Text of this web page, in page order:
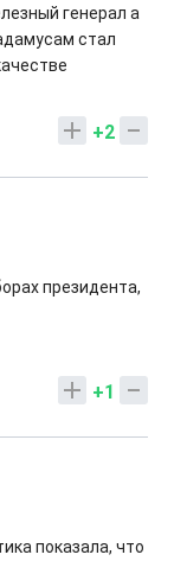
генерал а
стал
+2
президента,
+1
показала, что